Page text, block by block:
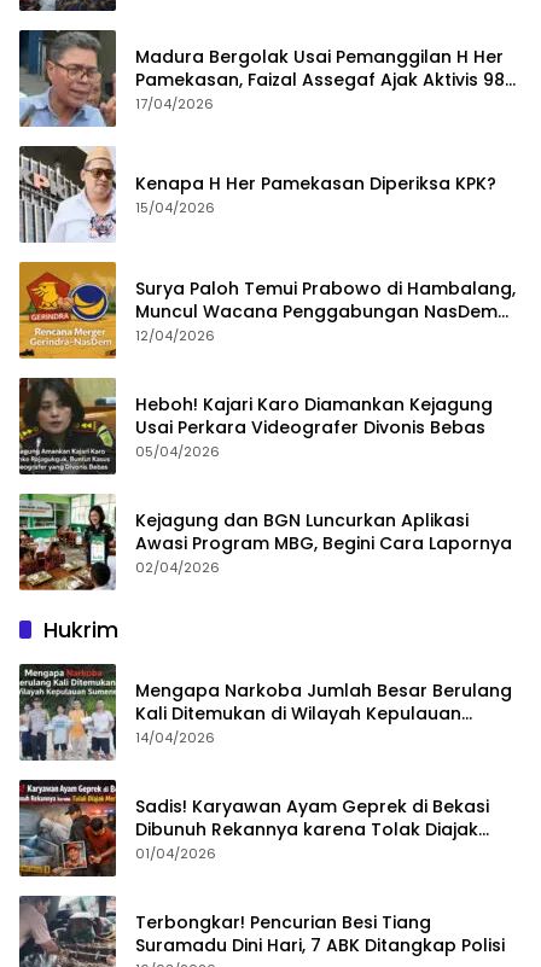
Madura Bergolak Usai Pemanggilan H Her
Pamekasan, Faizal Assegaf Ajak Aktivis 98
Bongkar Permainan KPK
17/04/2026
Kenapa H Her Pamekasan Diperiksa KPK?
15/04/2026
Surya Paloh Temui Prabowo di Hambalang,
Muncul Wacana Penggabungan NasDem
dan Gerindra
12/04/2026
Heboh! Kajari Karo Diamankan Kejagung
Usai Perkara Videografer Divonis Bebas
05/04/2026
Kejagung dan BGN Luncurkan Aplikasi
Awasi Program MBG, Begini Cara Lapornya
02/04/2026
Hukrim
Mengapa Narkoba Jumlah Besar Berulang
Kali Ditemukan di Wilayah Kepulauan
Sumenep?
14/04/2026
Sadis! Karyawan Ayam Geprek di Bekasi
Dibunuh Rekannya karena Tolak Diajak
Merampok Majikan
01/04/2026
Terbongkar! Pencurian Besi Tiang
Suramadu Dini Hari, 7 ABK Ditangkap Polisi